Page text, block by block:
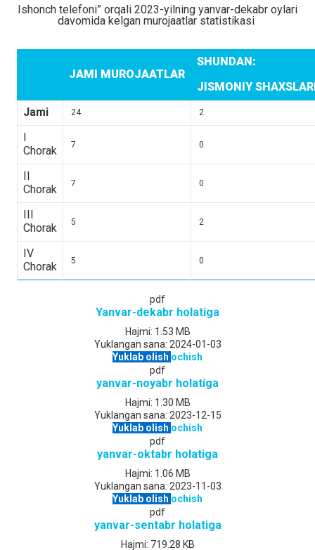
Ishonch telefoni” orqali 2023-yilning yanvar-dekabr oylari
davomida kelgan murojaatlar statistikasi
JAMI MUROJAATLAR
SHUNDAN:
JISMONIY
Jami
24 2
I
Chorak
7 0
II
Chorak
7 0
III
Chorak
5 2
IV
Chorak
5 0
pdf
Yanvar-dekabr holatiga
Hajmi: 1.53 MB
Yuklangan sana: 2024-01-03
Yuklab olish ochish
pdf
yanvar-noyabr holatiga
Hajmi: 1.30 MB
Yuklangan sana: 2023-12-15
Yuklab olish ochish
pdf
yanvar-oktabr holatiga
Hajmi: 1.06 MB
Yuklangan sana: 2023-11-03
Yuklab olish ochish
pdf
yanvar-sentabr holatiga
Hajmi: 719.28 KB